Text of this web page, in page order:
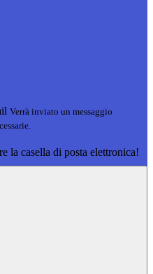
Verrà inviato un messaggio
la casella di posta elettronica!